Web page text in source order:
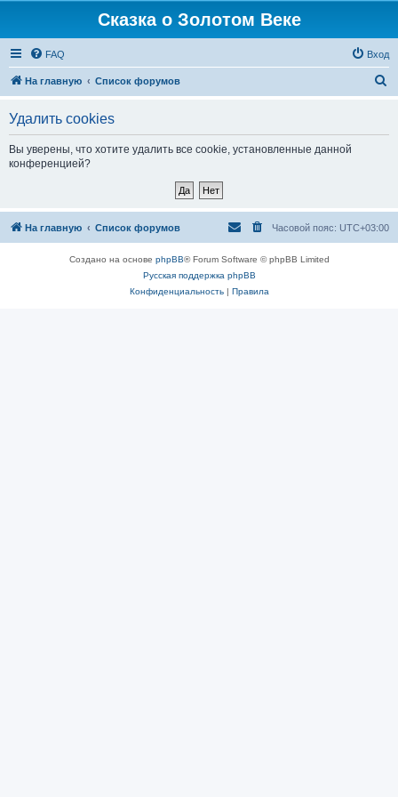
Сказка о Золотом Веке
FAQ Вход
На главную Список форумов
Удалить cookies
Вы уверены, что хотите удалить все cookie, установленные данной
конференцией?
На главную Список форумов Часовой пояс: UTC+03:00
Создано на основе phpBB® Forum Software © phpBB Limited
Русская поддержка phpBB
Конфиденциальность| Правила